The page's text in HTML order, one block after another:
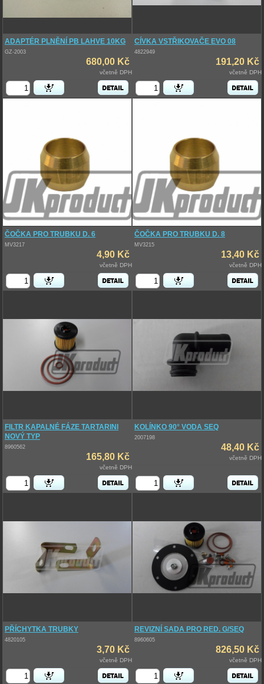
ADAPTÉR PLNĚNÍ PB LAHVE 10KG
GZ-2003
680,00 Kč
včetně DPH
CÍVKA VSTŘIKOVAČE EVO 08
4822949
191,20 Kč
včetně DPH
ČOČKA PRO TRUBKU D. 6
MV3217
4,90 Kč
včetně DPH
ČOČKA PRO TRUBKU D. 8
MV3215
13,40 Kč
včetně DPH
FILTR KAPALNÉ FÁZE TARTARINI
NOVÝ TYP
8960562
165,80 Kč
včetně DPH
KOLÍNKO 90° VODA SEQ
2007198
48,40 Kč
včetně DPH
PŘÍCHYTKA TRUBKY
4820105
3,70 Kč
včetně DPH
REVIZNÍ SADA PRO RED. G/SEQ
8960605
826,50 Kč
včetně DPH